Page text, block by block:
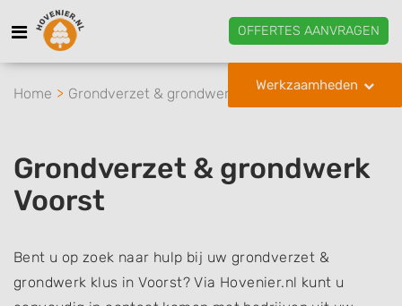
OFFERTES AANVRAGEN
Werkzaamheden
Home Grondverzet & grondwerk Voorst
Grondverzet & grondwerk
Voorst
Bent u op zoek naar hulp bij uw grondverzet &
grondwerk klus in Voorst? Via Hovenier.nl kunt u